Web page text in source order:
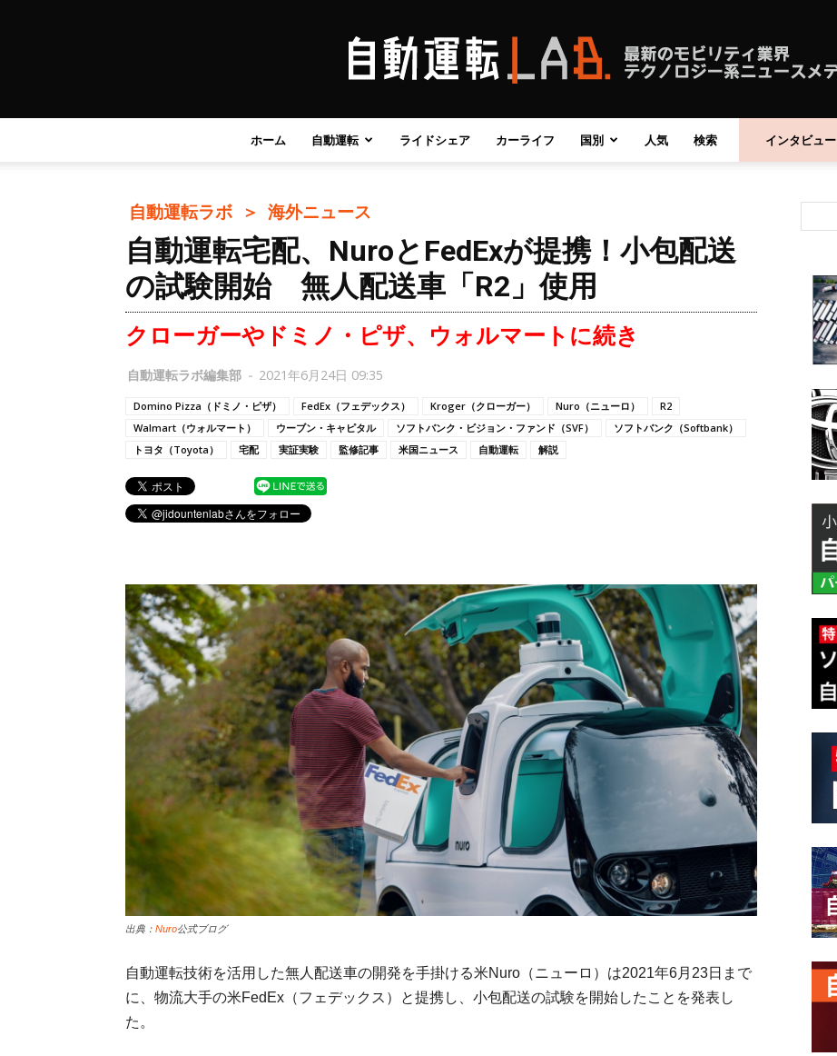
自
動
ラ
ボ
ホーム 自動運転 ライドシェア カーライフ 国別 人気 検索 インタビュー
自動運転ラボ ＞ 海外ニュース
自動運転宅配、NuroとFedExが提携！小包配送
の試験開始 無人配送車「R2」使用
クローガーやドミノ・ピザ、ウォルマートに続き
自動運転ラボ編集部 - 2021年6月24日 09:35
Domino Pizza（ドミノ・ピザ） FedEx（フェデックス） Kroger（クローガー） Nuro（ニューロ）
R2
Walmart（ウォルマート）
ウーブン・キャピタル ソフトバンク・ビジョン・ファンド（SVF）
ソフトバンク（Softbank）
トヨタ（Toyota）
宅配 実証実験 監修記事 米国ニュース 自動運転 解説
出典： Nuro公式ブログ
自動運転技術を活用した無人配送車の開発を手掛ける米Nuro（ニューロ）は2021年6月23日まで
に、物流大手の米FedEx（フェデックス）と提携し、小包配送の試験を開始したことを発表し
た。